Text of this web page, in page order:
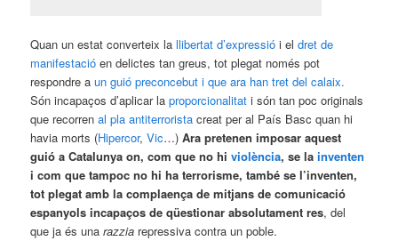
Quan un estat converteix la llibertat d’expressió i eldret de
manifestació en delictes tan greus, tot plegat només pot
respondre aun guió preconcebut i que ara han tret del calaix.
Són incapaços d’aplicar laproporcionalitat i són tan poc originals
que recorrenal pla antiterrorista creat per al País Basc quan hi
havia morts (Hipercor,Vic…)Ara pretenen imposar aquest
guió a Catalunya on, com que no hiviolència, se lainventen
i com que tampoc no hi ha terrorisme, també se l’inventen,
tot plegat amb la complaença de mitjans de comunicació
espanyols incapaços de qüestionar absolutament res, del
que ja és unarazzia repressiva contra un poble.